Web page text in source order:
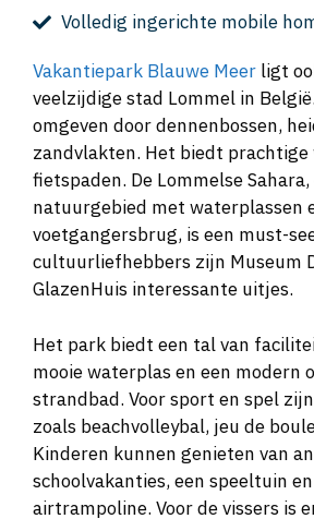
Volledig ingerichte mobile
Vakantiepark Blauwe Meer ligt
veelzijdige stad Lommel in
omgeven door dennenbossen,
zandvlakten. Het biedt prachtige
fietspaden. De Lommelse
natuurgebied met waterplassen
voetgangersbrug, is een must-
cultuurliefhebbers zijn Museum
GlazenHuis interessante uitjes.
Het park biedt een tal van
mooie waterplas en een modern
strandbad. Voor sport en spel
zoals beachvolleybal, jeu de
Kinderen kunnen genieten van
schoolvakanties, een speeltuin
airtrampoline. Voor de vissers is